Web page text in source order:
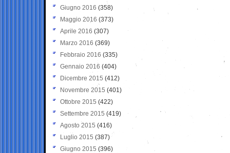
Giugno 2016 (358)
Maggio 2016 (373)
Aprile 2016 (307)
Marzo 2016 (369)
Febbraio 2016 (335)
Gennaio 2016 (404)
Dicembre 2015 (412)
Novembre 2015 (401)
Ottobre 2015 (422)
Settembre 2015 (419)
Agosto 2015 (416)
Luglio 2015 (387)
Giugno 2015 (396)